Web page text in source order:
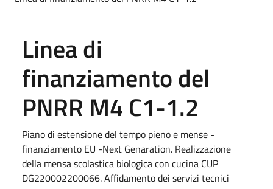
Linea di
finanziamento del
PNRR M4 C1-1.2
Piano di estensione del tempo pieno e mense -
finanziamento EU -Next Genaration. Realizzazione
della mensa scolastica biologica con cucina CUP
DG220002200066. Affidamento dei servizi tecnici